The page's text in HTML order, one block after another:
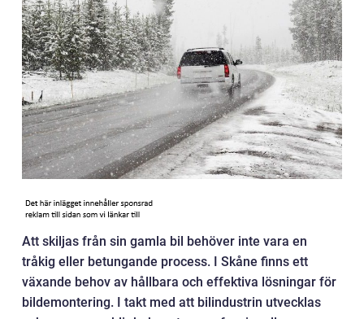
Att skiljas från sin gamla bil behöver inte vara en
tråkig eller betungande process. I Skåne finns ett
växande behov av hållbara och effektiva lösningar för
bildemontering. I takt med att bilindustrin utvecklas